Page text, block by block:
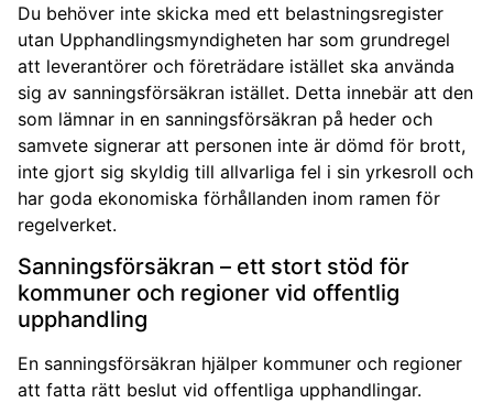
Du behöver inte skicka med ett belastningsregister
utan Upphandlingsmyndigheten har som grundregel
att leverantörer och företrädare istället ska använda
sig av sanningsförsäkran istället. Detta innebär att den
som lämnar in en sanningsförsäkran på heder och
samvete signerar att personen inte är dömd för brott,
inte gjort sig skyldig till allvarliga fel i sin yrkesroll och
har goda ekonomiska förhållanden inom ramen för
regelverket.
Sanningsförsäkran – ett stort stöd för
kommuner och regioner vid offentlig
upphandling
En sanningsförsäkran hjälper kommuner och regioner
att fatta rätt beslut vid offentliga upphandlingar.